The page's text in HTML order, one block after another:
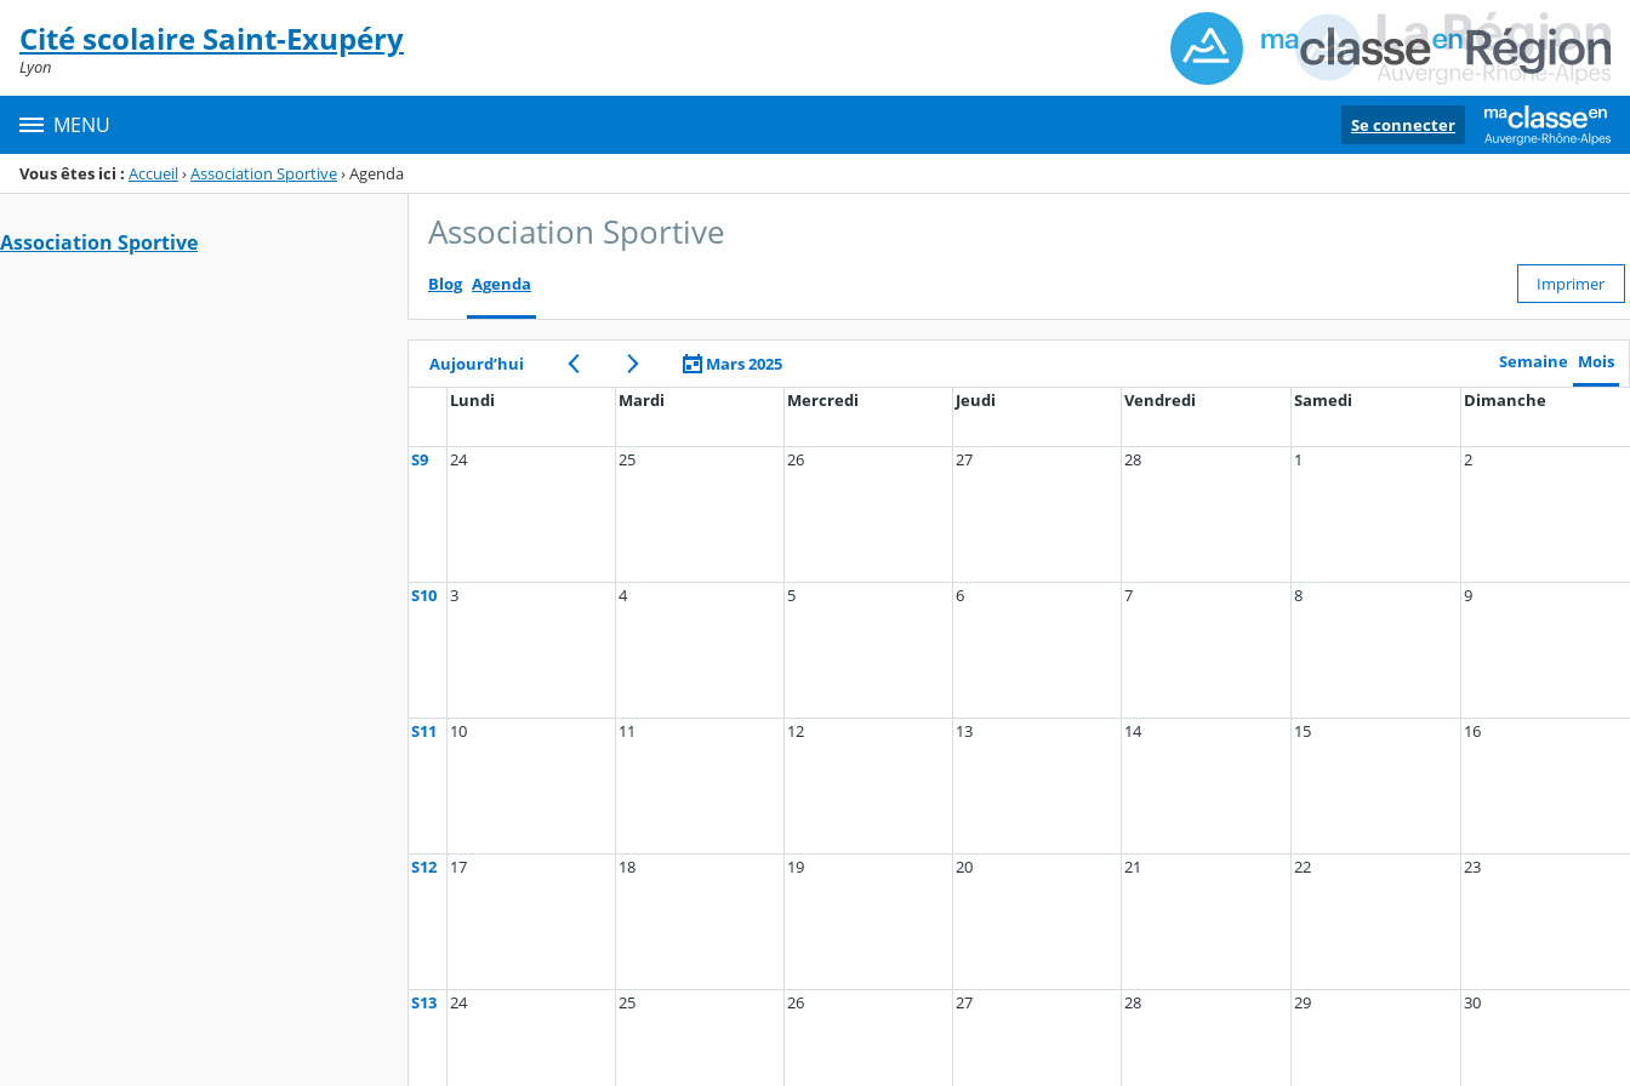
Menu de la rubrique
Contenu
Cité scolaire Saint-Exupéry
Lyon
MENU Se connecter
Vous êtes ici : Accueil›Association Sportive›Agenda
Association Sportive Association Sportive
Blog Agenda Imprimer
Aujourd’hui Mars 2025 Semaine Mois
Lundi
Mardi Mercredi Jeudi Vendredi Samedi Dimanche
S9 24 25 26 27 28 1 2
S10 3 4 5 6 7 8 9
S11 10 11 12 13 14 15 16
S12 17 18 19 20 21 22 23
S13 24 25 26 27 28 29 30